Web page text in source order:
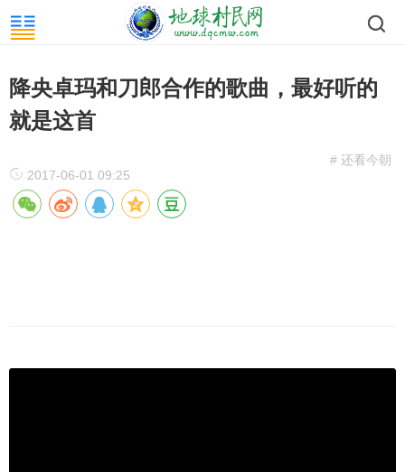
降央卓玛和刀郎合作的歌曲，最好听的
就是这首
# 还看今朝
2017-06-01 09:25